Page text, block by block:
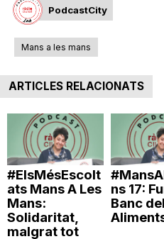
PodcastCity
Mans a les mans
ARTICLES RELACIONATS
#ElsMésEscolt
ats Mans A Les
Mans:
Solidaritat,
malgrat tot
ns 17:
Banc